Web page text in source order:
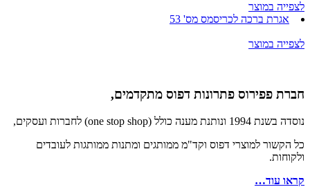
לצפייה במוצר
אגרת ברכה לכריסמס מס' 53
לצפייה במוצר
חברת פפירוס פתרונות דפוס מתקדמים,
נוסדה בשנת 1994 ונותנת מענה כולל (one stop shop) לחברות ועסקים,
כל הקשור למוצרי דפוס וקד"מ ממותגים ומתנות ממותגות לעובדים
ולקוחות.
קראו עוד…